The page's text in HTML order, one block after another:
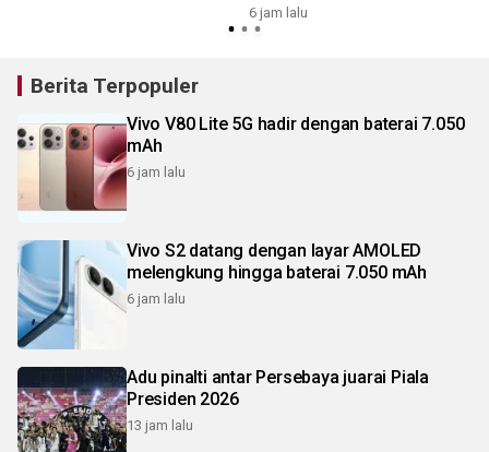
6 jam lalu
Berita Terpopuler
Vivo V80 Lite 5G hadir dengan baterai 7.050
mAh
6 jam lalu
Vivo S2 datang dengan layar AMOLED
melengkung hingga baterai 7.050 mAh
6 jam lalu
Adu pinalti antar Persebaya juarai Piala
Presiden 2026
13 jam lalu